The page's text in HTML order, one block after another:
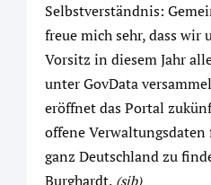
Selbstverständnis:
freue mich sehr, dass wir
Vorsitz in diesem Jahr
unter GovData
eröffnet das Portal
offene
ganz Deutschland zu
Burghardt. (sib)